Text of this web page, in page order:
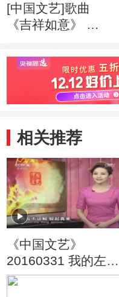
[中国文艺]歌曲
《吉祥如意》 演
相关推荐
《中国文艺》
20160331 我的左邻
右舍